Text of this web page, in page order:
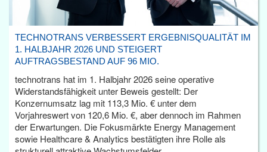
TECHNOTRANS VERBESSERT ERGEBNISQUALITÄT IM
1. HALBJAHR 2026 UND STEIGERT
AUFTRAGSBESTAND AUF 96 MIO.
technotrans hat im 1. Halbjahr 2026 seine operative
Widerstandsfähigkeit unter Beweis gestellt: Der
Konzernumsatz lag mit 113,3 Mio. € unter dem
Vorjahreswert von 120,6 Mio. €, aber dennoch im Rahmen
der Erwartungen. Die Fokusmärkte Energy Management
sowie Healthcare & Analytics bestätigten ihre Rolle als